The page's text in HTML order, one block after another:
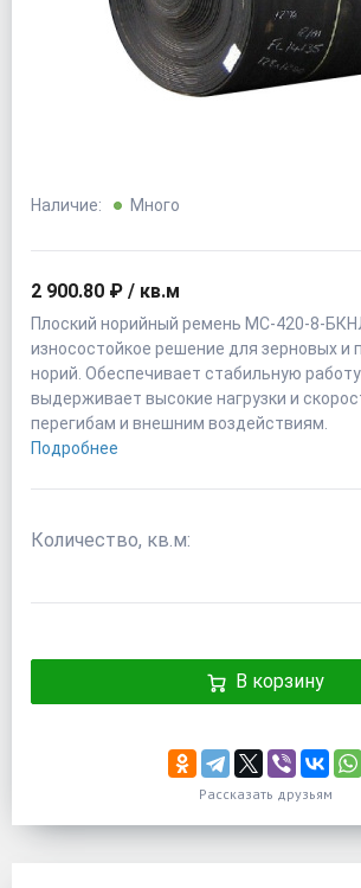
Наличие: Много
2 900.80 ₽ / кв.м
Плоский норийный ремень МС-420-8-
износостойкое решение для зерновых
норий. Обеспечивает стабильную
выдерживает высокие нагрузки и
перегибам и внешним воздействиям.
Подробнее
Количество, кв.м:
В корзину
Рассказать друзьям